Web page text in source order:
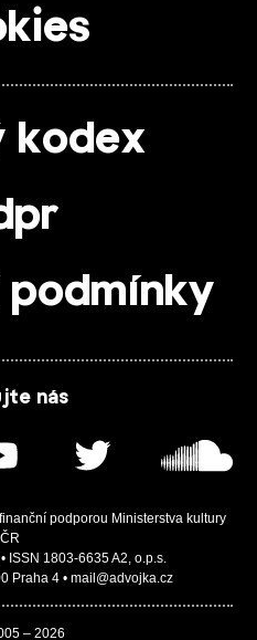
kodex
nás
podporou Ministerstva kultury
ČR
ISSN 1803-6635 A2, o.p.s.
Praha 4 • mail@advojka.cz
– 2026